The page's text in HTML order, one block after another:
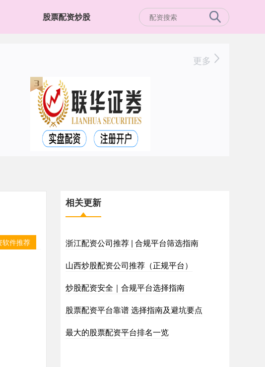
股票配资炒股
更多
软件推荐
相关更新
浙江配资公司推荐 | 合规平台筛选指南
山西炒股配资公司推荐（正规平台）
炒股配资安全｜合规平台选择指南
股票配资平台靠谱 选择指南及避坑要点
最大的股票配资平台排名一览